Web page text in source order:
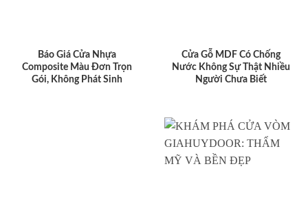
Báo Giá Cửa Nhựa
Composite Màu Đơn Trọn
Gói, Không Phát Sinh
Cửa Gỗ MDF Có Chống
Nước Không Sự Thật Nhiều
Người Chưa Biết